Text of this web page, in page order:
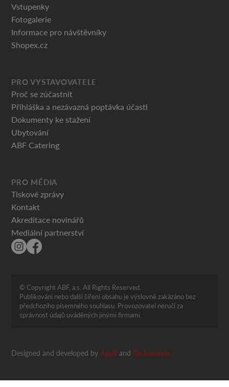
Vstupenky
Fotogalerie
Informace pro návštěvníky
Shopex.cz
PRO VYSTAVOVATELE
Proč se zúčastnit
Přihláška a nezávazná poptávka účasti
Dokumenty ke stažení
Ubytování
ABF Catering
PRO MÉDIA
Tiskové zprávy
Kontakt
Akreditace novinářů
Mediální partnerství
© Copyright ABF, a.s. All Rights Reserved.
Publikování nebo další šíření obsahu je výslovně zakázáno bez
předchozího písemného souhlasu. Provozovatel neručí za
správnost údajů uváděných jinými firmami.
Designed and developed byAppli andGo bananas